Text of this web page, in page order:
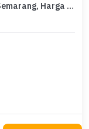
Jual Tanah di Lokasi Premium BSB City, Semarang, Harga 1,7 Miliar